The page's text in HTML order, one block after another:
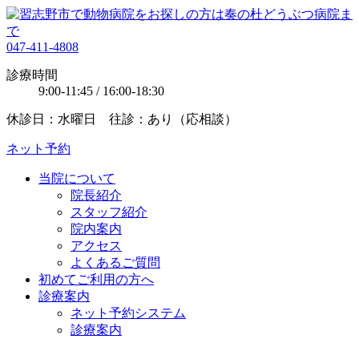
047-411-4808
診療時間
9:00-11:45 / 16:00-18:30
休診日：水曜日 往診：あり（応相談）
ネット予約
当院について
院長紹介
スタッフ紹介
院内案内
アクセス
よくあるご質問
初めてご利用の方へ
診療案内
ネット予約システム
診療案内